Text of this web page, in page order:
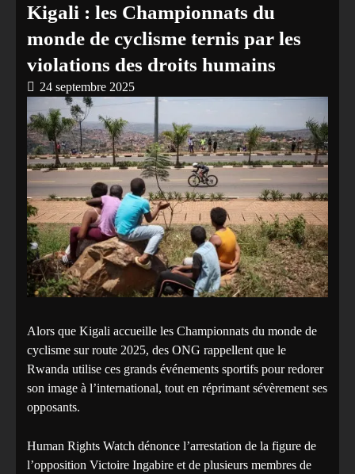
Kigali : les Championnats du
monde de cyclisme ternis par les
violations des droits humains
24 septembre 2025
Alors que Kigali accueille les Championnats du monde de
cyclisme sur route 2025, des ONG rappellent que le
Rwanda utilise ces grands événements sportifs pour redorer
son image à l’international, tout en réprimant sévèrement ses
opposants.
Human Rights Watch dénonce l’arrestation de la figure de
l’opposition Victoire Ingabire et de plusieurs membres de